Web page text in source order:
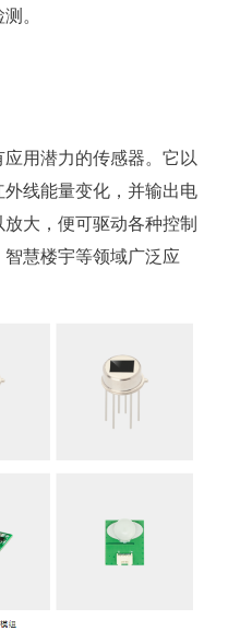
。
用潜力的传感器。它以
线能量变化，并输出电
大，便可驱动各种控制
慧楼宇等领域广泛应